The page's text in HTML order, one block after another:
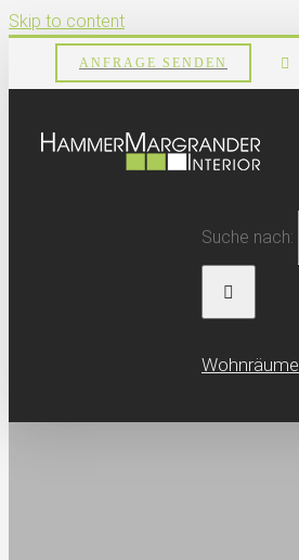
Skip to content
ANFRAGE SENDEN
Suche nach:
Wohn­räume